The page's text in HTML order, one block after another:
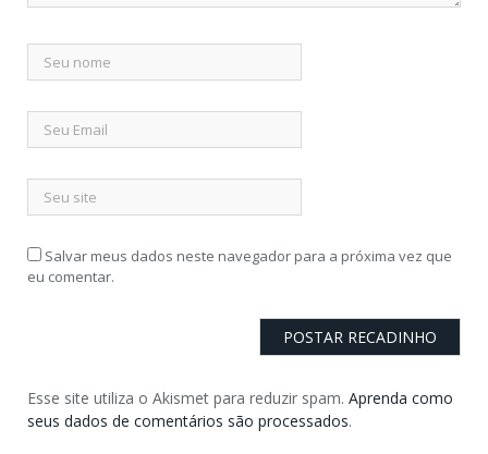
Salvar meus dados neste navegador para a próxima vez que
eu comentar.
Esse site utiliza o Akismet para reduzir spam. Aprenda como
seus dados de comentários são processados.